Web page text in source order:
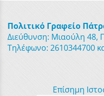
Πολιτικό Γραφείο
Διεύθυνση: Μιαούλη 48,
Τηλέφωνο: 2610344700
Επίσημη